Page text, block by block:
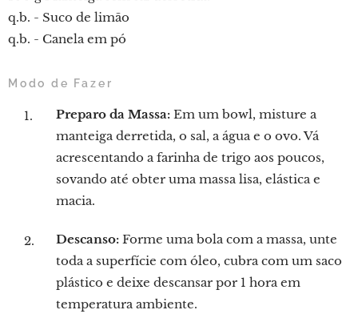
q.b. - Suco de limão
q.b. - Canela em pó
Modo de Fazer
Preparo da Massa: Em um bowl, misture a
manteiga derretida, o sal, a água e o ovo. Vá
acrescentando a farinha de trigo aos poucos,
sovando até obter uma massa lisa, elástica e
macia.
Descanso: Forme uma bola com a massa, unte
toda a superfície com óleo, cubra com um saco
plástico e deixe descansar por 1 hora em
temperatura ambiente.